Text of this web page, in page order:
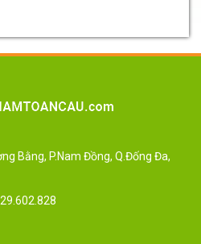
Bằng, P.Nam Đồng, Q.Đống Đa,